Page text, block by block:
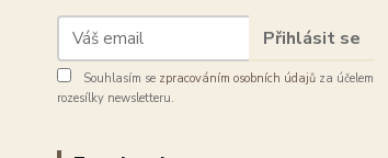
Přihlásit se
Souhlasím se zpracováním osobních údajů za účelem
rozesílky newsletteru.